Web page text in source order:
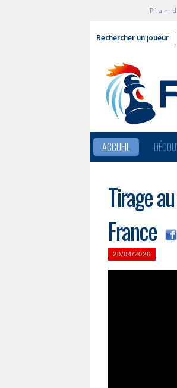
Plan
Rechercher un joueur
ACCUEIL
Tirage
France
20/04/2026